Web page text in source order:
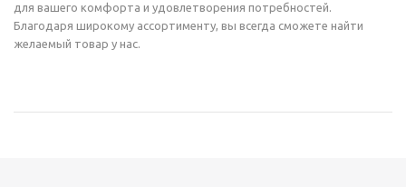
для вашего комфорта и удовлетворения потребностей.
Благодаря широкому ассортименту, вы всегда сможете найти
желаемый товар у нас.